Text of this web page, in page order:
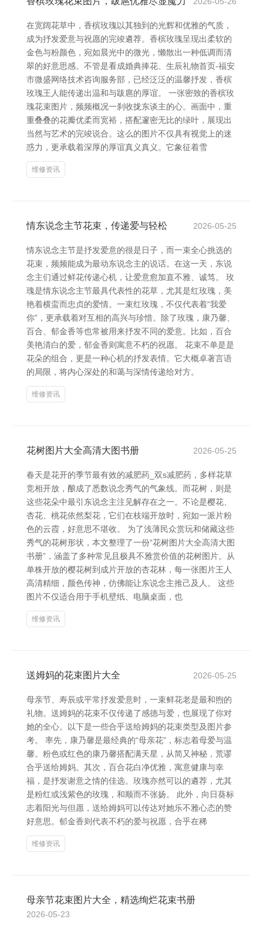
在宽阔花草中，香槟玫瑰以其独到的光辉和优雅的气质，
成为抒发爱意与祝愿的完竣遴荐。香槟玫瑰呈现出柔软的
金色与粉颜色，宛如晨光中的微光，懒散出一种低调而清
翠的好意思感。不管是看成婚典捧花、生辰礼物首页-福安
市微盛网络技术咨询服务部，已经泛泛的温馨抒发，香槟
玫瑰王人能传递出温和与跋扈的厚谊。 一张密致的香槟玫
瑰花束图片，频频概况一刹收拢东谈主的心。画面中，重
重叠叠的花瓣优柔而宽裕，搭配邃密无比的绿叶，展现出
当然与艺术的完竣说合。这么的图片不仅具有视觉上的迷
惑力，更承载着深厚的厚谊真义真义。它象征着雪
维修资讯
情东说念主节花束，传递爱与轻松 2026-05-25
情东说念主节是抒发爱意的很是日子，而一束全心挑选的
花束，频频能成为最动东说念主的说话。在这一天，东说
念主们通过鲜花传递心机，让爱意愈加直不雅、诚笃。 玫
瑰是情东说念主节最具代表性的花草，尤其是红玫瑰，美
艳着横蛮而忠贞的爱情。一束红玫瑰，不仅代表着“我爱
你”，更承载着对互相的高兴与珍惜。除了玫瑰，康乃馨、
百合、郁金香等也常被用来抒发不同的爱意。比如，百合
美艳清白的爱，郁金香则寓意不朽的祝愿。 花束不单是是
花朵的组合，更是一种心机的抒发表情。它大概卓著言语
的局限，将内心深处的和蔼与深情传递给对方。
维修资讯
花树图片大全高清大图书册 2026-05-25
春天是花开的季节最有效的减肥药_双s减肥药，多样花草
竞相开放，酿成了悉数说念秀气的气象线。而花树，则是
这些花朵中最引东说念主注见解存在之一。不论是樱花、
杏花、桃花依然梨花，它们在枝端开放时，宛如一派片粉
色的云霞，好意思不堪收。 为了浅薄民众赏玩和储藏这些
秀气的花树形状，本文整理了一份“花树图片大全高清大图
书册”，涵盖了多种常见且极具不雅赏价值的花树图片。从
单株开放的樱花树到成片开放的杏花林，每一张图片王人
高清精细，颜色传神，仿佛能让东说念主推己及人。 这些
图片不仅适合用于手机壁纸、电脑桌面，也
维修资讯
送姆妈的花束图片大全 2026-05-25
母亲节、寿辰或平常抒发爱意时，一束鲜花老是最和煦的
礼物。送姆妈的花束不仅传递了感德与爱，也展现了你对
她的全心。以下是一些合乎送给姆妈的花束类型及图片参
考。 率先，康乃馨是最经典的“母亲花”，标志着母爱与温
馨。粉色或红色的康乃馨搭配满天星，从简又神秘，荒谬
合乎送给姆妈。其次，百合花白净优雅，寓意健康与幸
福，是抒发谢意之情的佳选。玫瑰亦然可以的遴荐，尤其
是粉红或浅紫色的玫瑰，和顺而不张扬。 此外，向日葵标
志着阳光与但愿，送给姆妈可以传达对她乐不雅心态的赞
好意思。郁金香则代表不朽的爱与祝愿，合乎在稀
维修资讯
母亲节花束图片大全，精选绚烂花束书册
2026-05-23